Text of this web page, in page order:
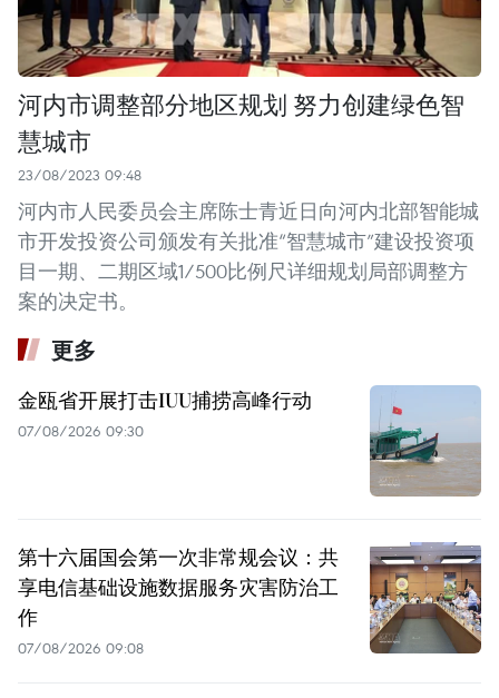
河内市调整部分地区规划 努力创建绿色智
慧城市
23/08/2023 09:48
河内市人民委员会主席陈士青近日向河内北部智能城
市开发投资公司颁发有关批准“智慧城市”建设投资项
目一期、二期区域1/500比例尺详细规划局部调整方
案的决定书。
更多
金瓯省开展打击IUU捕捞高峰行动
07/08/2026 09:30
第十六届国会第一次非常规会议：共
享电信基础设施数据服务灾害防治工
作
07/08/2026 09:08